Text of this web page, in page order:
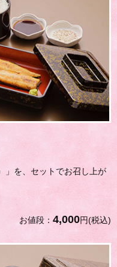
」を、セットでお召し上が
お値段： 4,000円(税込)